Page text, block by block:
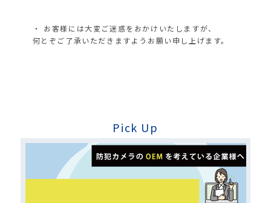
お客様には大変ご迷惑をおかけいたしますが、
何とぞご了承いただきますようお願い申し上げます。
Pick Up